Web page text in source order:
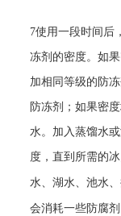
7使用一段时间后
冻剂的密度。如
加相同等级的防
防冻剂；如果密
水。加入蒸馏水
度，直到所需的
水、湖水、池水
会消耗一些防腐剂